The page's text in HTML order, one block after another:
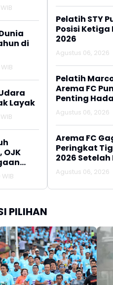
di
Layak
OJK
Pelatih STY
Posisi Ketiga
2026
Agustus 06, 2026
Pelatih
Arema FC
Penting
Agustus 06, 2026
Arema FC
Peringkat
2026
Persija
Agustus 06, 2026
PILIHAN